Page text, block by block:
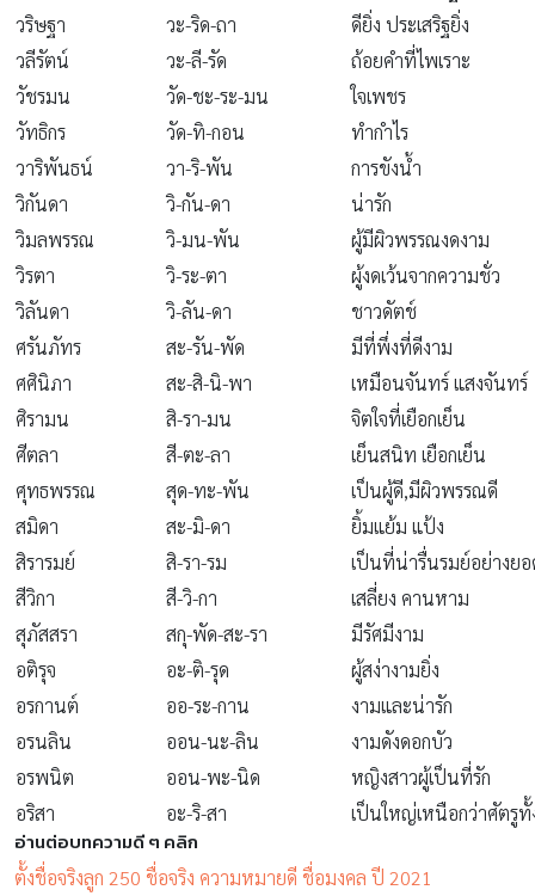
วริษฐา
วะ-ริด-ถา
ดียิ่ง ประเสริฐยิ่ง
วลีรัตน์
วะ-ลี-รัด
ถ้อยคำที่ไพเราะ
วัชรมน
วัด-ชะ-ระ-มน
ใจเพชร
วัทธิกร
วัด-ทิ-กอน
ทำกำไร
วาริพันธน์
วา-ริ-พัน
การขังน้ำ
วิกันดา
วิ-กัน-ดา
น่ารัก
วิมลพรรณ
วิ-มน-พัน
ผู้มีผิวพรรณงดงาม
วิรตา
วิ-ระ-ตา
ผู้งดเว้นจากความชั่ว
วิลันดา
วิ-ลัน-ดา
ชาวดัตช์
ศรันภัทร
สะ-รัน-พัด
มีที่พึ่งที่ดีงาม
ศศินิภา
สะ-สิ-นิ-พา
เหมือนจันทร์ แสงจันทร์
ศิรามน
สิ-รา-มน
จิตใจที่เยือกเย็น
ศีตลา
สี-ตะ-ลา
เย็นสนิท เยือกเย็น
ศุทธพรรณ
สุด-ทะ-พัน
เป็นผู้ดี,มีผิวพรรณดี
สมิดา
สะ-มิ-ดา
ยิ้มแย้ม แป้ง
สิรารมย์
สิ-รา-รม
เป็นที่น่ารื่นรมย์อย่างยอ
สีวิกา
สี-วิ-กา
เสลี่ยง คานหาม
สุภัสสรา
สกุ-พัด-สะ-รา
มีรัศมีงาม
อติรุจ
อะ-ติ-รุด
ผู้สง่างามยิ่ง
อรกานต์
ออ-ระ-กาน
งามและน่ารัก
อรนลิน
ออน-นะ-ลิน
งามดังดอกบัว
อรพนิต
ออน-พะ-นิด
หญิงสาวผู้เป็นที่รัก
อริสา
อะ-ริ-สา เป็นใหญ่เหนือกว่าศัตรู
อ่านต่อบทความดี ๆ คลิก
ตั้งชื่อจริงลูก 250 ชื่อจริง ความหมายดี ชื่อมงคล ปี 2021